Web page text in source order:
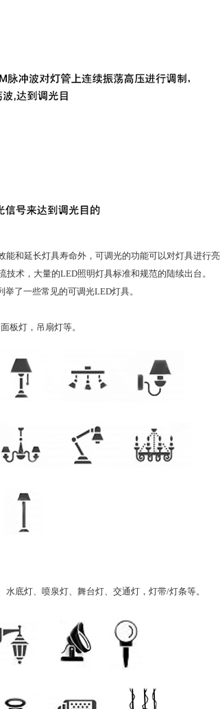
和延长灯具寿命外，可调光的功能可以对灯具进行
术，大量的LED照明灯具标准和规范的陆续出台。
了一些常见的可调光LED灯具。
灯，吊扇灯等。
底灯、喷泉灯、舞台灯、交通灯，灯带/灯条等。